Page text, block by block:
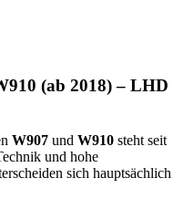
(ab 2018) – LHD
W907 und W910 steht seit
und hohe
sich hauptsächlich